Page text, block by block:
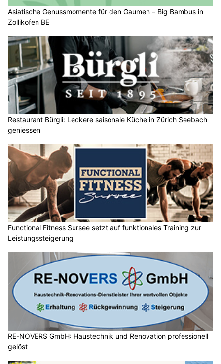
Asiatische Genussmomente für den Gaumen – Big Bambus in
Zollikofen BE
Restaurant Bürgli: Leckere saisonale Küche in Zürich Seebach
geniessen
Functional Fitness Sursee setzt auf funktionales Training zur
Leistungssteigerung
RE-NOVERS GmbH: Haustechnik und Renovation professionell
gelöst